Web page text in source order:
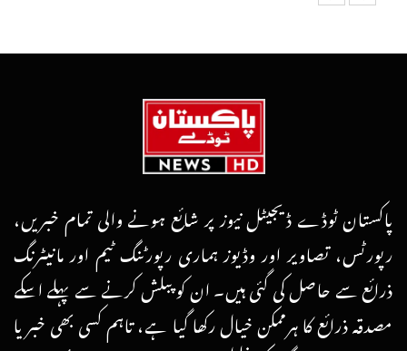
پاکستان ٹوڈے ڈیجیٹل نیوز پر شائع ہونے والی تمام خبریں،
رپورٹس، تصاویر اور وڈیوز ہماری رپورٹنگ ٹیم اور مانیٹرنگ
ذرائع سے حاصل کی گئی ہیں۔ ان کو پبلش کرنے سے پہلے اسکے
مصدقہ ذرائع کا ہرممکن خیال رکھا گیا ہے، تاہم کسی بھی خبر یا